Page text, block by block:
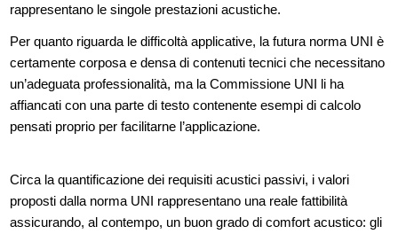
rappresentano le singole prestazioni acustiche.
Per quanto riguarda le difficoltà applicative, la futura norma UNI è
certamente corposa e densa di contenuti tecnici che necessitano
un’adeguata professionalità, ma la Commissione UNI li ha
affiancati con una parte di testo contenente esempi di calcolo
pensati proprio per facilitarne l’applicazione.
Circa la quantificazione dei requisiti acustici passivi, i valori
proposti dalla norma UNI rappresentano una reale fattibilità
assicurando, al contempo, un buon grado di comfort acustico: gli